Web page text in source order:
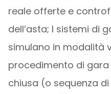
reale offerte e
dell’asta; I sistemi di
simulano in modalità
procedimento di
chiusa (o sequenza